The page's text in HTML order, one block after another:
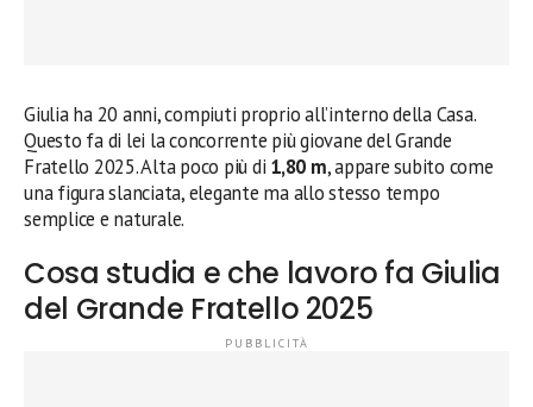
Giulia ha 20 anni, compiuti proprio all’interno della Casa.
Questo fa di lei la concorrente più giovane del Grande
Fratello 2025. Alta poco più di 1,80 m, appare subito come
una figura slanciata, elegante ma allo stesso tempo
semplice e naturale.
Cosa studia e che lavoro fa Giulia
del Grande Fratello 2025